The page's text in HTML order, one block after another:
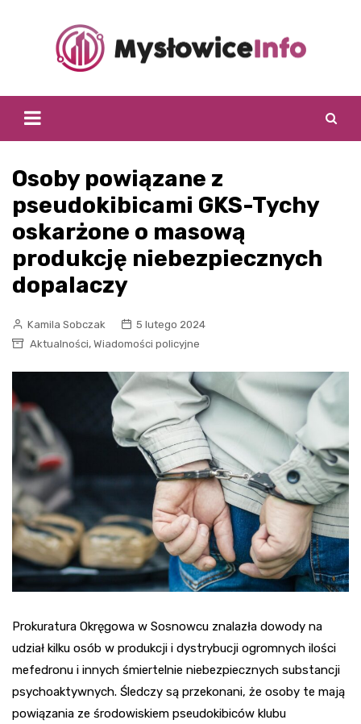
Osoby powiązane z
pseudokibicami GKS-Tychy
oskarżone o masową
produkcję niebezpiecznych
dopalaczy
Kamila Sobczak
5 lutego 2024
Aktualności, Wiadomości policyjne
Prokuratura Okręgowa w Sosnowcu znalazła dowody na
udział kilku osób w produkcji i dystrybucji ogromnych ilości
mefedronu i innych śmiertelnie niebezpiecznych substancji
psychoaktywnych. Śledczy są przekonani, że osoby te mają
powiązania ze środowiskiem pseudokibiców klubu